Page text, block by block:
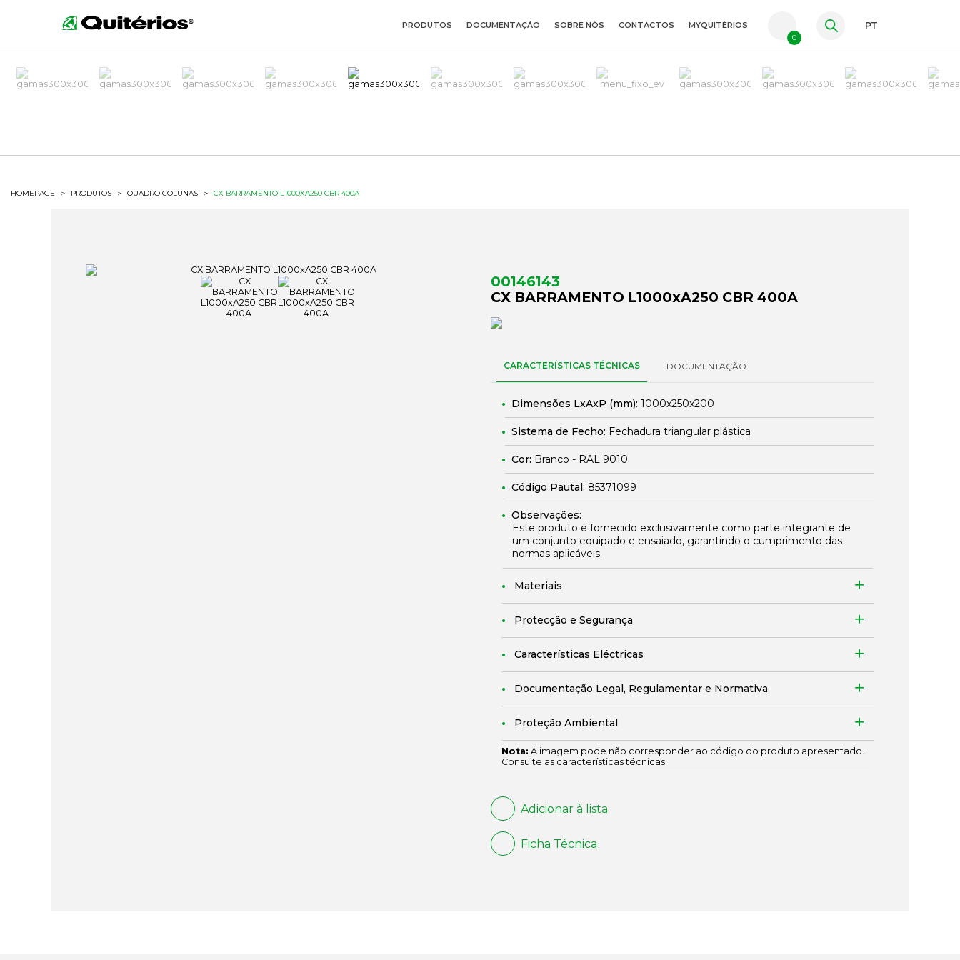
ES
PRODUTOS DOCUMENTAÇÃO SOBRE NÓS CONTACTOS MYQUITÉRIOS
0
PT
HOMEPAGE > PRODUTOS > QUADRO COLUNAS > CX BARRAMENTO L1000XA250 CBR 400A
00146143
CX BARRAMENTO L1000xA250 CBR 400A
CARACTERÍSTICAS TÉCNICAS DOCUMENTAÇÃO
Dimensões LxAxP (mm): 1000x250x200
Sistema de Fecho: Fechadura triangular plástica
Cor: Branco - RAL 9010
Código Pautal: 85371099
Observações:
Este produto é fornecido exclusivamente como parte integrante de
um conjunto equipado e ensaiado, garantindo o cumprimento das
normas aplicáveis.
Materiais
Protecção e Segurança
Características Eléctricas
Documentação Legal, Regulamentar e Normativa
Proteção Ambiental
Nota: A imagem pode não corresponder ao código do produto apresentado.
Consulte as características técnicas.
Adicionar à lista
Ficha Técnica